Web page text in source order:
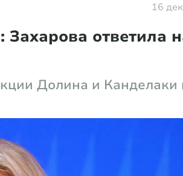
16
Захарова ответила
Долина и Канделаки